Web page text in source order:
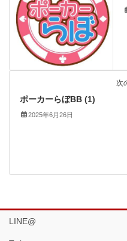
次
ポーカーらぼBB (1)
2025年6月26日
LINE@